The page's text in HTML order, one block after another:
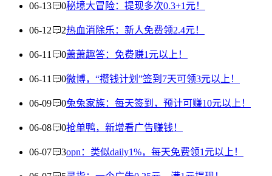
06-13 0秘境大冒险：提现多次0.3+1元！
06-12 2热血消除乐：新人免费领2.4元！
06-11 0萧萧趣答：免费赚1元以上！
06-11 0微博，“攒钱计划”签到7天可领3元以上！
06-09 0兔兔家族：每天签到，预计可赚10元以上！
06-08 0抢单鸭，新增看广告赚钱！
06-07 3opn：类似daily1%，每天免费领1元以上！